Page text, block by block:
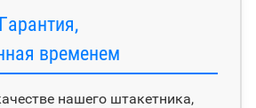
Гарантия,
временем
нашего штакетника,